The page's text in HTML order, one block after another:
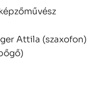
Attila (szaxofon)